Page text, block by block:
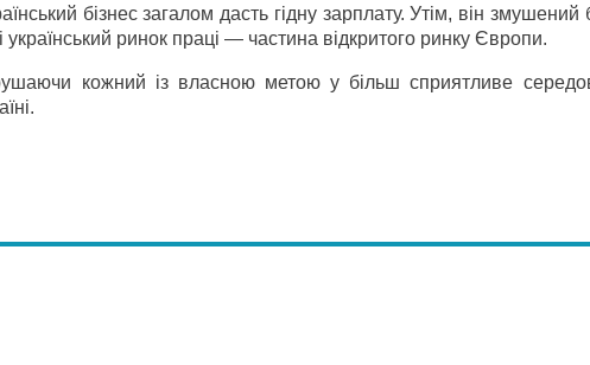
бізнес загалом дасть гідну зарплату. Утім, він
український ринок праці — частина відкритого ринку Європи.
кожний із власною метою у більш сприятливе